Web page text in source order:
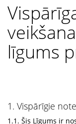
līgums
1. Vispārīgie
1.1. Šis Līgums ir